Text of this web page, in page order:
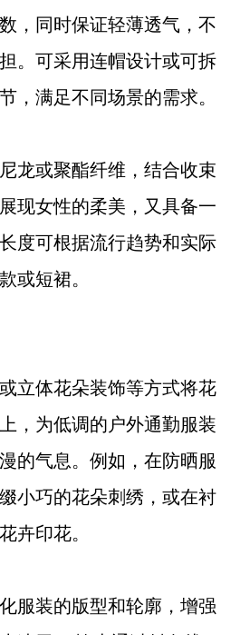
，同时保证轻薄透气，不
。可采用连帽设计或可拆
，满足不同场景的需求。
龙或聚酯纤维，结合收束
现女性的柔美，又具备一
度可根据流行趋势和实际
或短裙。
立体花朵装饰等方式将花
，为低调的户外通勤服装
的气息。例如，在防晒服
小巧的花朵刺绣，或在衬
卉印花。
服装的版型和轮廓，增强